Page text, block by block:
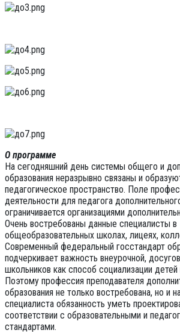
О программе
На сегодняшний день системы общего и
образования неразрывно связаны и
педагогическое пространство. Поле
деятельности для педагога
ограничивается организациями
Очень востребованы данные специалисты в
общеобразовательных школах, лицеях,
Современный федеральный госстандарт
подчеркивает важность внеурочной,
школьников как способ социализации
Поэтому профессия преподавателя
образования не только востребована, но и
специалиста обязанность уметь
соответствии с образовательными и
стандартами.